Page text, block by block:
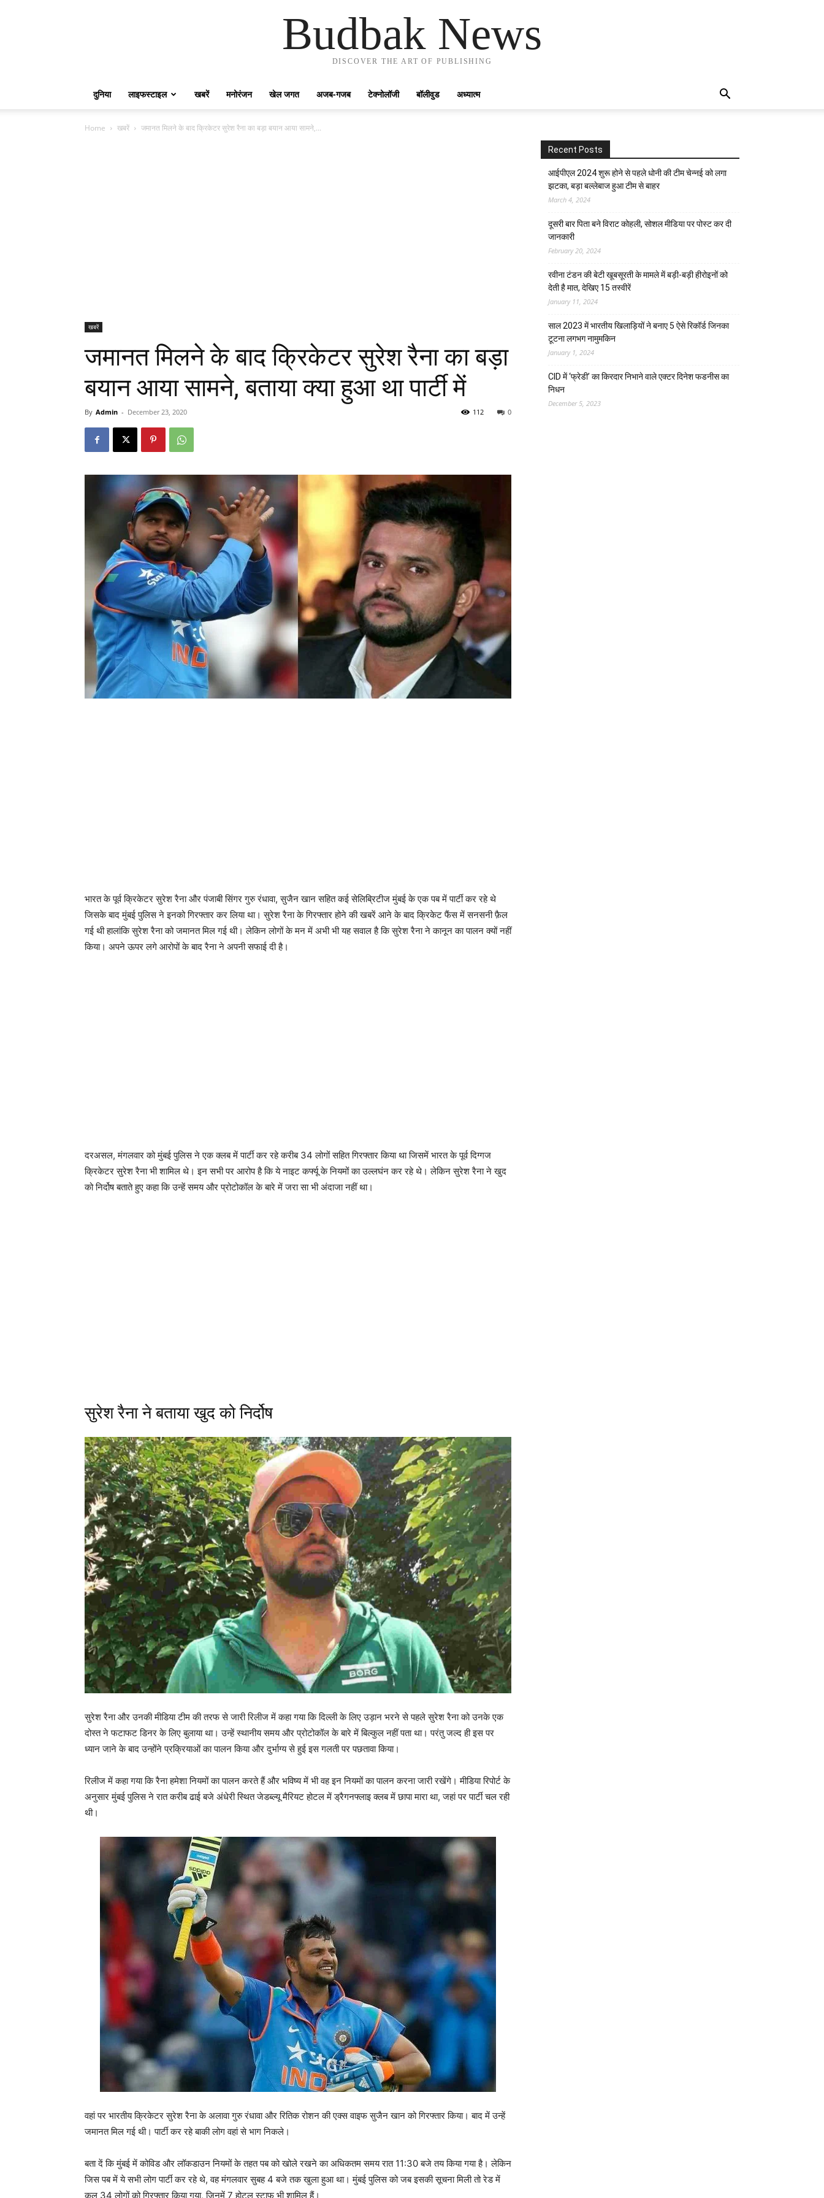
Budbak News
DISCOVER THE ART OF PUBLISHING
दुनिया लाइफस्टाइल खबरें मनोरंजन खेल जगत अजब-गजब टेक्नोलॉजी बॉलीवुड अध्यात्म
Home खबरें जमानत मिलने के बाद क्रिकेटर सुरेश रैना का बड़ा बयान आया सामने,...
खबरें
जमानत मिलने के बाद क्रिकेटर सुरेश रैना का बड़ा
बयान आया सामने, बताया क्या हुआ था पार्टी में
By Admin - December 23, 2020 0
112
भारत के पूर्व क्रिकेटर सुरेश रैना और पंजाबी सिंगर गुरु रंधावा, सुजैन खान सहित कई सेलिब्रिटीज मुंबई के एक पब में पार्टी कर रहे थे
जिसके बाद मुंबई पुलिस ने इनको गिरफ्तार कर लिया था। सुरेश रैना के गिरफ्तार होने की खबरें आने के बाद क्रिकेट फैंस में सनसनी फ़ैल
गई थी हालांकि सुरेश रैना को जमानत मिल गई थी। लेकिन लोगों के मन में अभी भी यह सवाल है कि सुरेश रैना ने कानून का पालन क्यों नहीं
किया। अपने ऊपर लगे आरोपों के बाद रैना ने अपनी सफाई दी है।
दरअसल, मंगलवार को मुंबई पुलिस ने एक क्लब में पार्टी कर रहे करीब 34 लोगों सहित गिरफ्तार किया था जिसमें भारत के पूर्व दिग्गज
क्रिकेटर सुरेश रैना भी शामिल थे। इन सभी पर आरोप है कि ये नाइट कर्फ्यू के नियमों का उल्लघंन कर रहे थे। लेकिन सुरेश रैना ने खुद
को निर्दोष बताते हुए कहा कि उन्‍हें समय और प्रोटोकॉल के बारे में जरा सा भी अंदाजा नहीं था।
सुरेश रैना ने बताया खुद को निर्दोष
सुरेश रैना और उनकी मीडिया टीम की तरफ से जारी रिलीज में कहा गया कि दिल्‍ली के लिए उड़ान भरने से पहले सुरेश रैना को उनके एक
दोस्‍त ने फटाफट डिनर के लिए बुलाया था।‍ उन्हें स्‍थानीय समय और प्रोटोकॉल के बारे में बिल्कुल नहीं पता था। परंतु जल्‍द ही इस पर
ध्‍यान जाने के बाद उन्‍होंने प्रक्रियाओं का पालन किया और दुर्भाग्‍य से हुई इस गलती पर पछतावा किया।
रिलीज में कहा गया कि रैना हमेशा नियमों का पालन करते हैं और भविष्‍य में भी वह इन नियमों का पालन करना जारी रखेंगे। मीडिया रिपोर्ट के
अनुसार मुंबई पुलिस ने रात करीब ढाई बजे अंधेरी स्थित जेडब्‍ल्‍यू मैरियट होटल में ड्रैगनफ्लाइ क्‍लब में छापा मारा था, जहां पर पार्टी चल रही
थी।
वहां पर भारतीय क्रिकेटर सुरेश रैना के अलावा गुरु रंधावा और रितिक रोशन की एक्स वाइफ सुजैन खान को गिरफ्तार किया। बाद में उन्‍हें
जमानत मिल गई थी। पार्टी कर रहे बाकी लोग वहां से भाग निकले।
बता दें कि मुंबई में कोविड और लॉकडाउन नियमों के तहत पब को खोले रखने का अधिकतम समय रात 11:30 बजे तय किया गया है। लेकिन
जिस पब में ये सभी लोग पार्टी कर रहे थे, वह मंगलवार सुबह 4 बजे तक खुला हुआ था। मुंबई पुलिस को जब इसकी सूचना मिली तो रेड में
कुल 34 लोगों को गिरफ्तार किया गया, जिनमें 7 होटल स्टाफ भी शामिल हैं।
Recent Posts
आईपीएल 2024 शुरू होने से पहले धोनी की टीम चेन्नई को लगा
झटका, बड़ा बल्लेबाज हुआ टीम से बाहर
March 4, 2024
दूसरी बार‌ पिता बने विराट कोहली, सोशल मीडिया पर पोस्ट कर दी‌
जानकारी
February 20, 2024
रवीना टंडन की बेटी खूबसूरती के मामले में बड़ी-बड़ी हीरोइनों को
देती है मात, देखिए 15 तस्वीरें
January 11, 2024
साल 2023 में भारतीय खिलाड़ियों ने बनाए 5 ऐसे रिकॉर्ड जिनका
टूटना लगभग नामुमकिन
January 1, 2024
CID में ‘फ्रेडी’ का किरदार निभाने वाले एक्टर दिनेश फडनीस का
निधन
December 5, 2023